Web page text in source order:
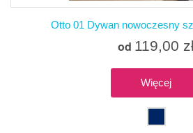
Otto 01 Dywan nowoczesny
od 119,00
Więcej